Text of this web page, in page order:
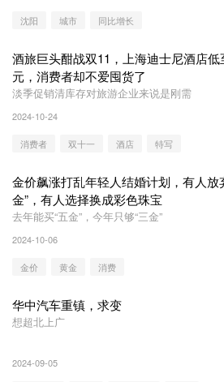
沈阳 城市 同比增长
酒旅巨头酣战双11，上海迪士尼酒店低
元，消费者却不爱囤货了
淡季促销清库存对旅游企业来说是刚需
2024-10-24
消费者 双十一 酒店 特写
金价飙涨打乱年轻人结婚计划，有人放
金”，有人选择换成彩色珠宝
去年能买“五金”，今年只够“三金”
2024-10-06
金价 黄金 消费
华中汽车重镇，求变
想超北上广
2024-09-05